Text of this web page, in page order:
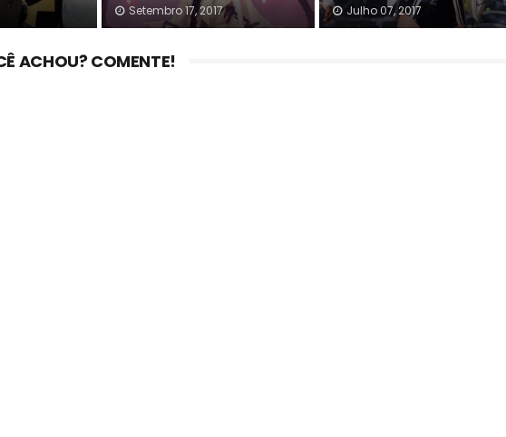
Setembro 17, 2017 Julho 07, 2017
ACHOU? COMENTE!